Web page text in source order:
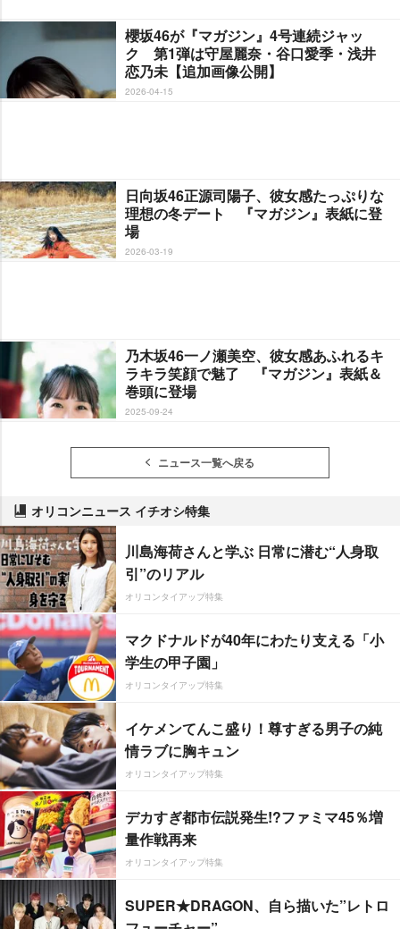
櫻坂46が『マガジン』4号連続ジャッ
ク 第1弾は守屋麗奈・谷口愛季・浅井
恋乃未【追加画像公開】
2026-04-15
日向坂46正源司陽子、彼女感たっぷりな
理想の冬デート 『マガジン』表紙に登
場
2026-03-19
乃木坂46一ノ瀬美空、彼女感あふれるキ
ラキラ笑顔で魅了 『マガジン』表紙＆
巻頭に登場
2025-09-24
ニュース一覧へ戻る
オリコンニュース イチオシ特集
川島海荷さんと学ぶ 日常に潜む“人身取
引”のリアル
オリコンタイアップ特集
マクドナルドが40年にわたり支える「小
学生の甲子園」
オリコンタイアップ特集
イケメンてんこ盛り！尊すぎる男子の純
情ラブに胸キュン
オリコンタイアップ特集
デカすぎ都市伝説発生!?ファミマ45％増
量作戦再来
オリコンタイアップ特集
SUPER★DRAGON、自ら描いた”レトロ